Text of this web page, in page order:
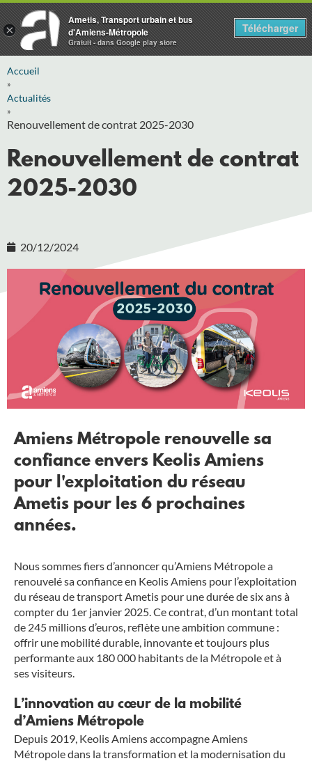
Accueil
»
Actualités
»
Renouvellement de contrat 2025-2030
Renouvellement de contrat
2025-2030
20/12/2024
Amiens Métropole renouvelle sa
confiance envers Keolis Amiens
pour l'exploitation du réseau
Ametis pour les 6 prochaines
années.
Nous sommes fiers d’annoncer qu’Amiens Métropole a
renouvelé sa confiance en Keolis Amiens pour l’exploitation
du réseau de transport Ametis pour une durée de six ans à
compter du 1er janvier 2025. Ce contrat, d’un montant total
de 245 millions d’euros, reflète une ambition commune :
offrir une mobilité durable, innovante et toujours plus
performante aux 180 000 habitants de la Métropole et à
ses visiteurs.
L’innovation au cœur de la mobilité
d’Amiens Métropole
Depuis 2019, Keolis Amiens accompagne Amiens
Métropole dans la transformation et la modernisation du
×
Ametis, Transport urbain et bus
d'Amiens-Métropole
Gratuit - dans Google play store
Télécharger